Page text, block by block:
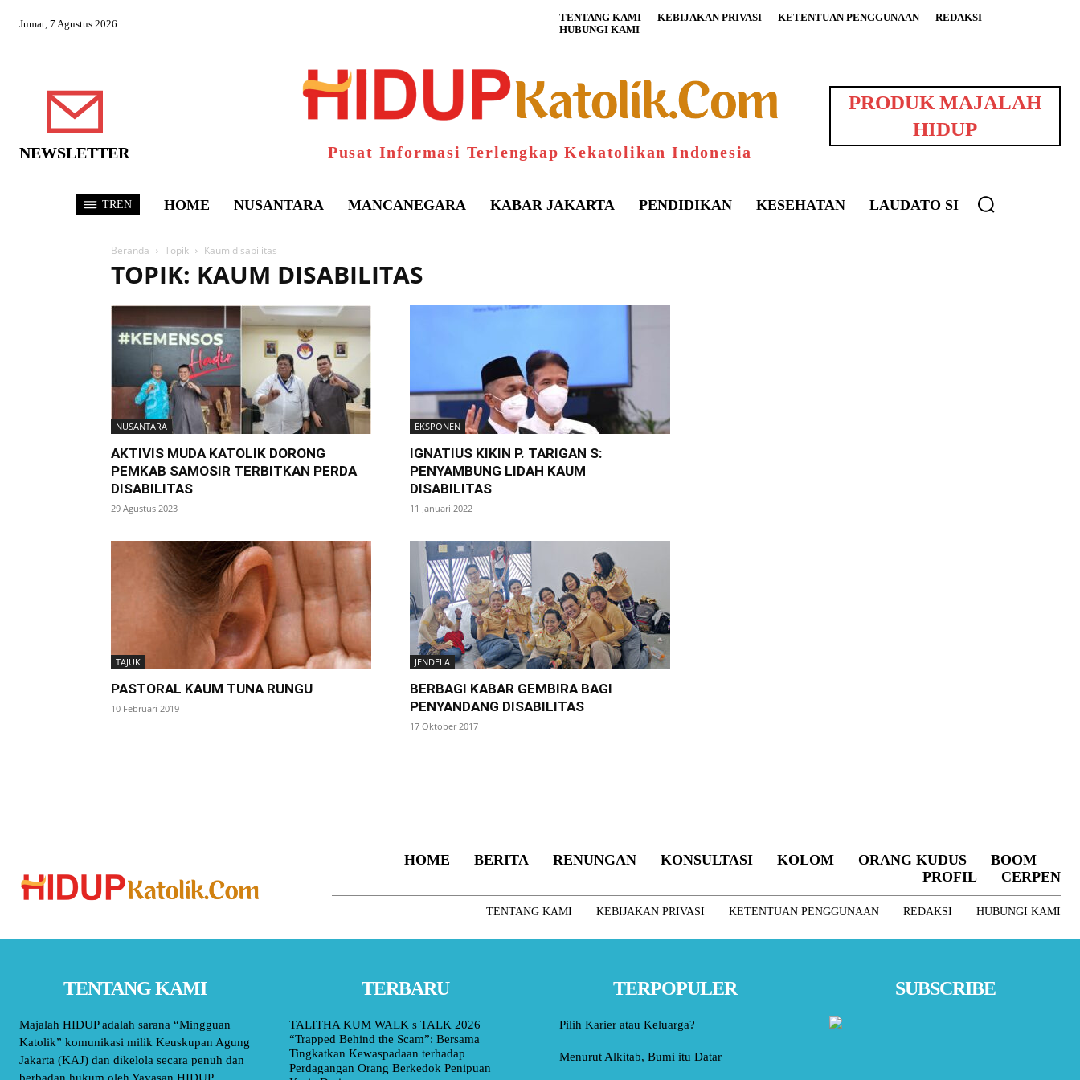
Jumat, 7 Agustus 2026 TENTANG KAMI KEBIJAKAN PRIVASI KETENTUAN PENGGUNAAN
REDAKSI
HUBUNGI KAMI
NEWSLETTER Pusat Informasi Terlengkap Kekatolikan Indonesia
PRODUK MAJALAH
HIDUP
TREN HOME NUSANTARA MANCANEGARA KABAR JAKARTA PENDIDIKAN KESEHATAN LAUDATO SI
Beranda Topik Kaum disabilitas
TOPIK: KAUM DISABILITAS
NUSANTARA
AKTIVIS MUDA KATOLIK DORONG
PEMKAB SAMOSIR TERBITKAN PERDA
DISABILITAS
29 Agustus 2023
EKSPONEN
IGNATIUS KIKIN P. TARIGAN S:
PENYAMBUNG LIDAH KAUM
DISABILITAS
11 Januari 2022
TAJUK
PASTORAL KAUM TUNA RUNGU
10 Februari 2019
JENDELA
BERBAGI KABAR GEMBIRA BAGI
PENYANDANG DISABILITAS
17 Oktober 2017
HOME BERITA RENUNGAN KONSULTASI KOLOM ORANG KUDUS
BOOM
PROFIL
CERPEN
TENTANG KAMI KEBIJAKAN PRIVASI KETENTUAN PENGGUNAAN REDAKSI HUBUNGI KAMI
TENTANG KAMI
Majalah HIDUP adalah sarana “Mingguan
Katolik” komunikasi milik Keuskupan Agung
Jakarta (KAJ) dan dikelola secara penuh dan
TERBARU
TALITHA KUM WALK s TALK 2026
“Trapped Behind the Scam”: Bersama
Tingkatkan Kewaspadaan terhadap
Perdagangan Orang Berkedok Penipuan
TERPOPULER
Pilih Karier atau Keluarga?
Menurut Alkitab, Bumi itu Datar
SUBSCRIBE